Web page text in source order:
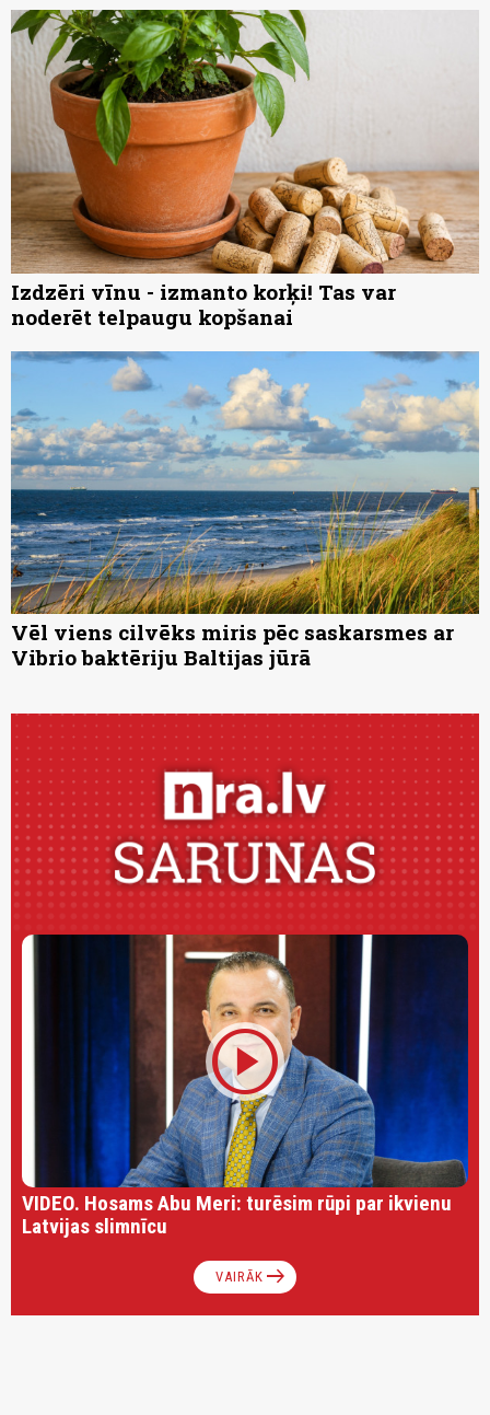
Izdzēri vīnu - izmanto korķi! Tas var
noderēt telpaugu kopšanai
Vēl viens cilvēks miris pēc saskarsmes ar
Vibrio baktēriju Baltijas jūrā
play_circle
VIDEO. Hosams Abu Meri: turēsim rūpi par ikvienu
Latvijas slimnīcu
VAIRĀK arrow_right_alt